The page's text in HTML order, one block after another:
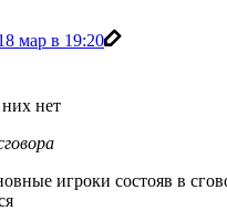
мар в 19:20
нет
игроки состояв в